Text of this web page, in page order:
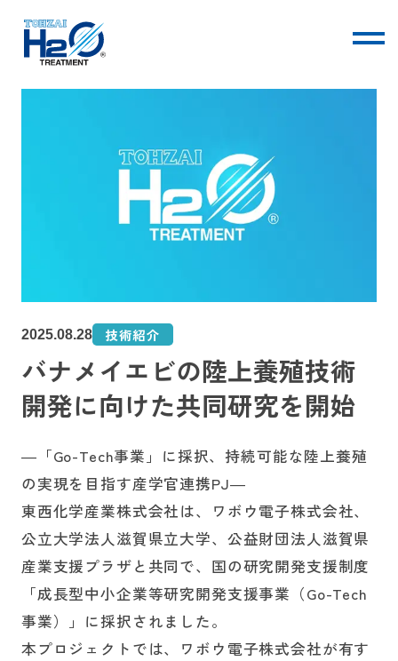
TOHZAIについて
技術・サービス
会社情報
お知らせ
採用情報
お問い合わせ
2025.08.28 技術紹介
バナメイエビの陸上養殖技術
開発に向けた共同研究を開始
―「Go-Tech事業」に採択、持続可能な陸上養殖
の実現を目指す産学官連携PJ―
東西化学産業株式会社は、ワボウ電子株式会社、
公立大学法人滋賀県立大学、公益財団法人滋賀県
産業支援プラザと共同で、国の研究開発支援制度
「成長型中小企業等研究開発支援事業（Go-Tech
事業）」に採択されました。
本プロジェクトでは、ワボウ電子株式会社が有す